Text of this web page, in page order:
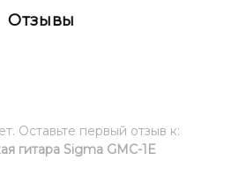
Отзывы
Оставьте первый отзыв к:
гитара Sigma GMC-1E